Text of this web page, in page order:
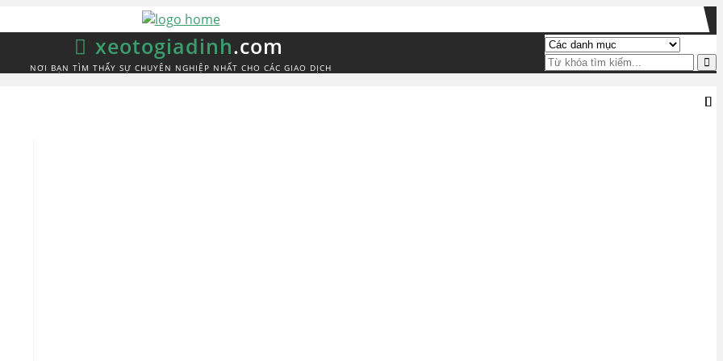
xeotogiadinh.com
NƠI BẠN TÌM THẤY SỰ CHUYÊN NGHIỆP NHẤT CHO CÁC GIAO DỊCH